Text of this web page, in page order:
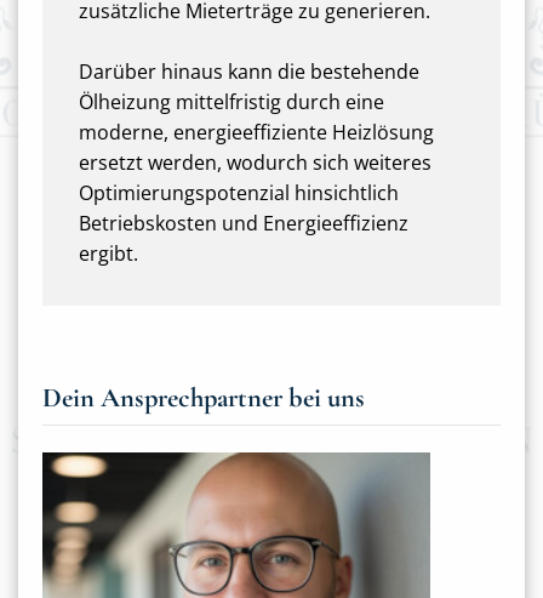
zusätzliche Mieterträge zu generieren.
Darüber hinaus kann die bestehende
Ölheizung mittelfristig durch eine
moderne, energieeffiziente Heizlösung
ersetzt werden, wodurch sich weiteres
Optimierungspotenzial hinsichtlich
Betriebskosten und Energieeffizienz
ergibt.
Dein Ansprechpartner bei uns